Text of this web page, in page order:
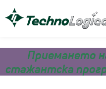
Приемането
стажантска